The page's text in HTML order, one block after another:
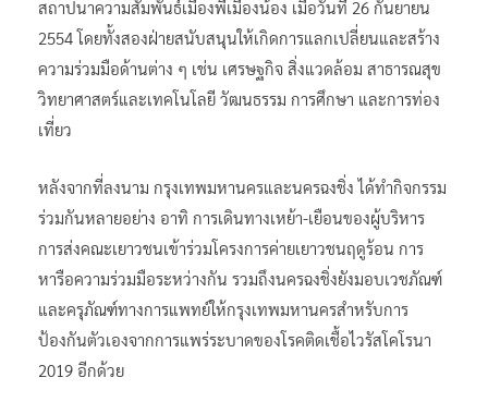
สถาปนาความสัมพันธ์เมืองพี่เมืองน้อง เมื่อวันที่ 26 กันยายน
2554 โดยทั้งสองฝ่ายสนับสนุนให้เกิดการแลกเปลี่ยนและสร้าง
ความร่วมมือด้านต่าง ๆ เช่น เศรษฐกิจ สิ่งแวดล้อม สาธารณสุข
วิทยาศาสตร์และเทคโนโลยี วัฒนธรรม การศึกษา และการท่อง
เที่ยว
หลังจากที่ลงนาม กรุงเทพมหานครและนครฉงชิ่ง ได้ทำกิจกรรม
ร่วมกันหลายอย่าง อาทิ การเดินทางเหย้า-เยือนของผู้บริหาร
การส่งคณะเยาวชนเข้าร่วมโครงการค่ายเยาวชนฤดูร้อน การ
หารือความร่วมมือระหว่างกัน รวมถึงนครฉงชิ่งยังมอบเวชภัณฑ์
และครุภัณฑ์ทางการแพทย์ให้กรุงเทพมหานครสำหรับการ
ป้องกันตัวเองจากการแพร่ระบาดของโรคติดเชื้อไวรัสโคโรนา
2019 อีกด้วย